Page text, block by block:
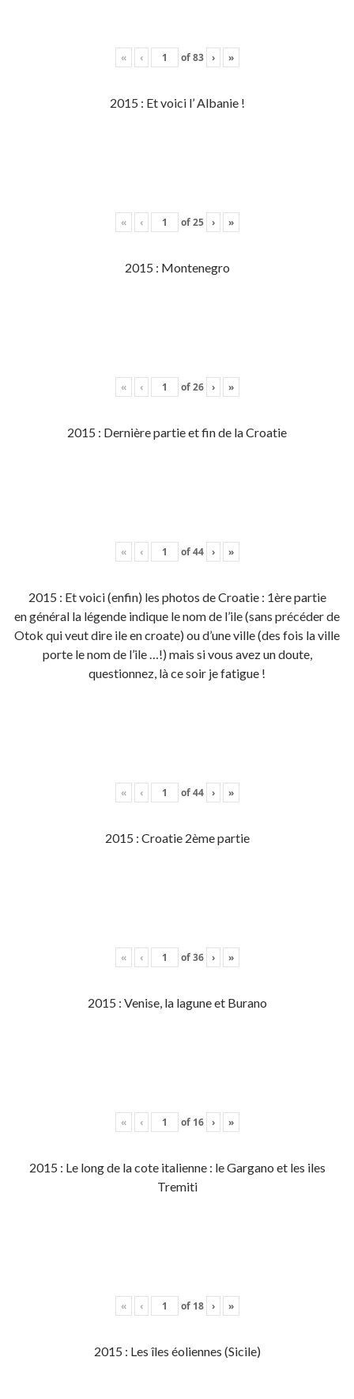
« ‹ of83 › »
2015 : Et voici l’ Albanie !
« ‹ of25 › »
2015 : Montenegro
« ‹ of26 › »
2015 : Dernière partie et fin de la Croatie
« ‹ of44 › »
2015 : Et voici (enfin) les photos de Croatie : 1ère partie
en général la légende indique le nom de l’ile (sans précéder de
Otok qui veut dire ile en croate) ou d’une ville (des fois la ville
porte le nom de l’ile …!) mais si vous avez un doute,
questionnez, là ce soir je fatigue !
« ‹ of44 › »
2015 : Croatie 2ème partie
« ‹ of36 › »
2015 : Venise, la lagune et Burano
« ‹ of 16 › »
2015 : Le long de la cote italienne : le Gargano et les iles
Tremiti
« ‹ of 18 › »
2015 : Les îles éoliennes (Sicile)